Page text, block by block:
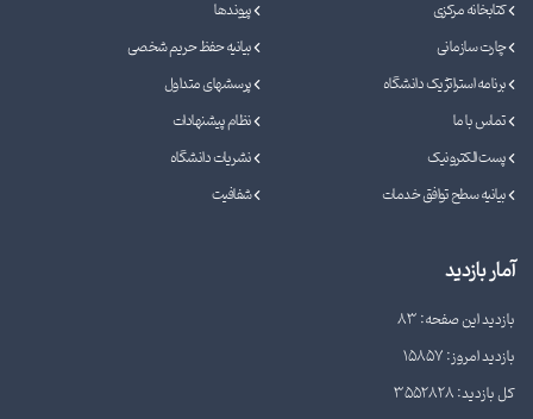
کتابخانه مرکزی
پیوندها
چارت سازمانی
بیانیه حفظ حریم شخصی
برنامه استراتژیک دانشگاه
پرسشهای متداول
تماس با ما
نظام پیشنهادات
پست الکترونیک
نشریات دانشگاه
بیانیه سطح توافق خدمات
شفافیت
آمار بازدید
بازدید این صفحه: 83
بازدید امروز: 15857
کل بازدید: 3552828